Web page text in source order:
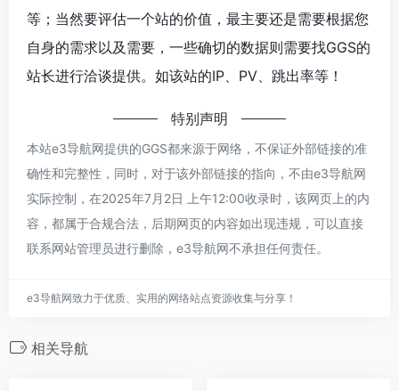
等；当然要评估一个站的价值，最主要还是需要根据您
自身的需求以及需要，一些确切的数据则需要找GGS的
站长进行洽谈提供。如该站的IP、PV、跳出率等！
特别声明
本站e3导航网提供的GGS都来源于网络，不保证外部链接的准
确性和完整性，同时，对于该外部链接的指向，不由e3导航网
实际控制，在2025年7月2日 上午12:00收录时，该网页上的内
容，都属于合规合法，后期网页的内容如出现违规，可以直接
联系网站管理员进行删除，e3导航网不承担任何责任。
e3导航网致力于优质、实用的网络站点资源收集与分享！
相关导航